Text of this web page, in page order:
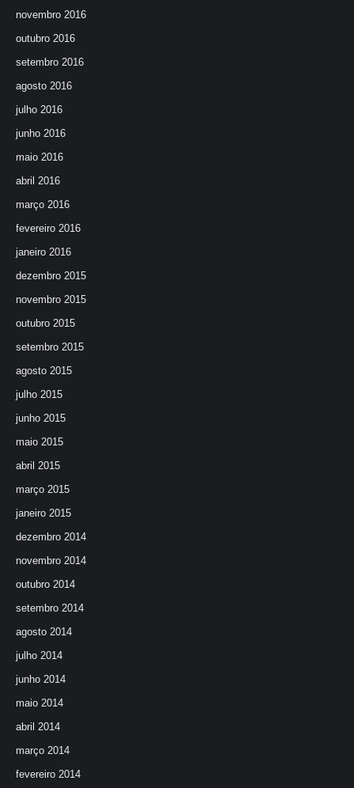
novembro 2016
outubro 2016
setembro 2016
agosto 2016
julho 2016
junho 2016
maio 2016
abril 2016
março 2016
fevereiro 2016
janeiro 2016
dezembro 2015
novembro 2015
outubro 2015
setembro 2015
agosto 2015
julho 2015
junho 2015
maio 2015
abril 2015
março 2015
janeiro 2015
dezembro 2014
novembro 2014
outubro 2014
setembro 2014
agosto 2014
julho 2014
junho 2014
maio 2014
abril 2014
março 2014
fevereiro 2014